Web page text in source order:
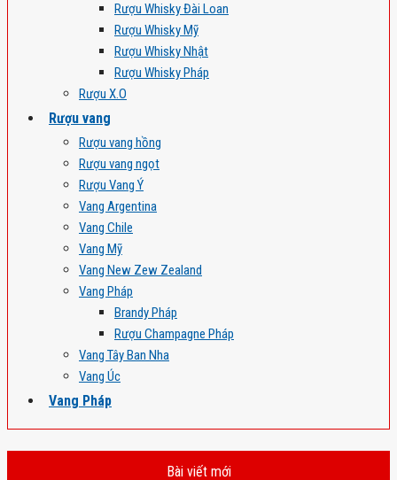
Rượu Whisky Đài Loan
Rượu Whisky Mỹ
Rượu Whisky Nhật
Rượu Whisky Pháp
Rượu X.O
Rượu vang
Rượu vang hồng
Rượu vang ngọt
Rượu Vang Ý
Vang Argentina
Vang Chile
Vang Mỹ
Vang New Zew Zealand
Vang Pháp
Brandy Pháp
Rượu Champagne Pháp
Vang Tây Ban Nha
Vang Úc
Vang Pháp
Bài viết mới